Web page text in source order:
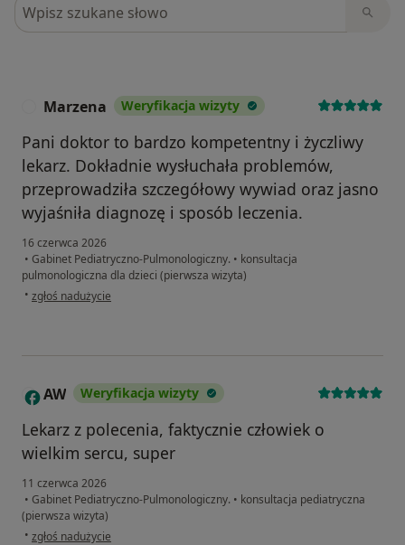
Marzena Weryfikacja wizyty
Pani doktor to bardzo kompetentny i życzliwy
lekarz. Dokładnie wysłuchała problemów,
przeprowadziła szczegółowy wywiad oraz jasno
wyjaśniła diagnozę i sposób leczenia.
16 czerwca 2026
• Gabinet Pediatryczno-Pulmonologiczny. • konsultacja
pulmonologiczna dla dzieci (pierwsza wizyta)
• w opinii użytkownika Marzena
zgłoś nadużycie
A AW Weryfikacja wizyty
Lekarz z polecenia, faktycznie człowiek o
wielkim sercu, super
11 czerwca 2026
• Gabinet Pediatryczno-Pulmonologiczny. • konsultacja pediatryczna
(pierwsza wizyta)
• w opinii użytkownika AW
zgłoś nadużycie